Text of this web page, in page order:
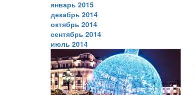
январь 2015
декабрь 2014
октябрь 2014
сентябрь 2014
июль 2014